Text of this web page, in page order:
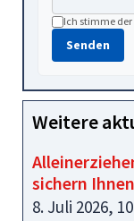
Ich stimme der
Senden
Weitere
sichern
8. Juli 2026,